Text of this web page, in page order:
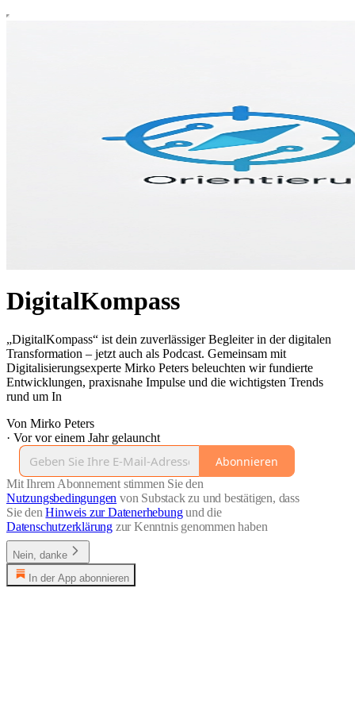
DigitalKompass
„DigitalKompass“ ist dein zuverlässiger Begleiter in der digitalen
Transformation – jetzt auch als Podcast. Gemeinsam mit
Digitalisierungsexperte Mirko Peters beleuchten wir fundierte
Entwicklungen, praxisnahe Impulse und die wichtigsten Trends
rund um In
Von Mirko Peters
· Vor vor einem Jahr gelauncht
Abonnieren
Mit Ihrem Abonnement stimmen Sie den
Nutzungsbedingungen von Substack zu und bestätigen, dass
Sie denHinweis zur Datenerhebungund die
Datenschutzerklärung zur Kenntnis genommen haben
Nein, danke
In der App abonnieren